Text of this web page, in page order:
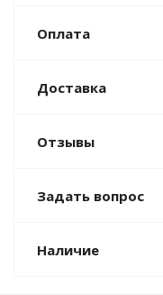
Оплата
Доставка
Отзывы
Задать вопрос
Наличие